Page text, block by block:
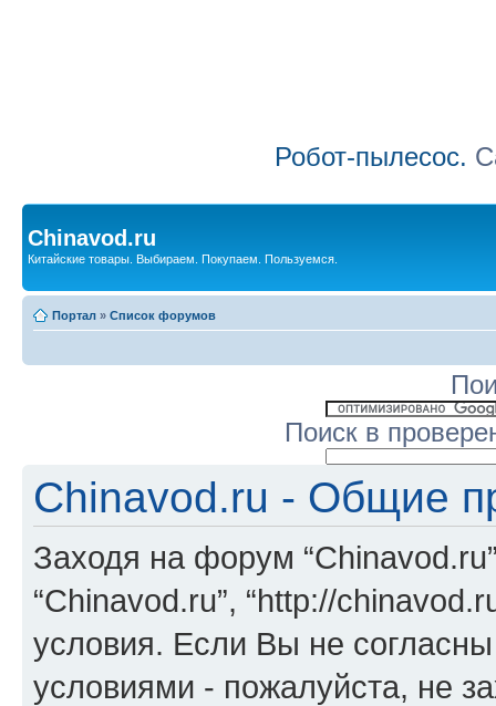
Робот-пылесос.
Chinavod.ru
Китайские товары. Выбираем. Покупаем. Пользуемся.
Портал » Список форумов
Поиск в
Chinavod.ru - Общие
Заходя на форум
“Chinavod.ru”, “http://
условия. Если Вы не
условиями - пожалуйста, не